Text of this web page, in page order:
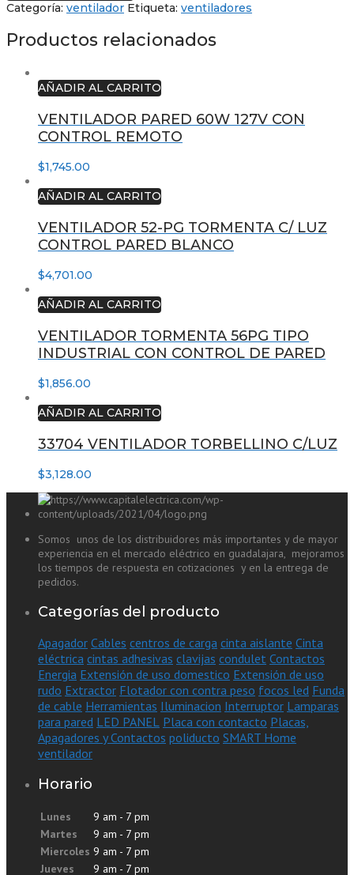
Categoría: ventilador Etiqueta: ventiladores
Productos relacionados
AÑADIR AL CARRITO
VENTILADOR PARED 60W 127V CON
CONTROL REMOTO
$1,745.00
AÑADIR AL CARRITO
VENTILADOR 52-PG TORMENTA C/ LUZ
CONTROL PARED BLANCO
$4,701.00
AÑADIR AL CARRITO
VENTILADOR TORMENTA 56PG TIPO
INDUSTRIAL CON CONTROL DE PARED
$1,856.00
AÑADIR AL CARRITO
33704 VENTILADOR TORBELLINO C/LUZ
$3,128.00
Somos unos de los distribuidores más importantes y de mayor
experiencia en el mercado eléctrico en guadalajara, mejoramos
los tiempos de respuesta en cotizaciones y en la entrega de
pedidos.
Categorías del producto
Apagador Cables centros de carga cinta aislante Cinta
eléctrica cintas adhesivas clavijas condulet Contactos
Energia Extensión de uso domestico Extensión de uso
rudo Extractor Flotador con contra peso focos led Funda
de cable Herramientas Iluminacion Interruptor Lamparas
para pared LED PANEL Placa con contacto Placas,
Apagadores y Contactos poliducto SMART Home
ventilador
Horario
Lunes
9 am - 7 pm
Martes
9 am - 7 pm
Miercoles 9 am - 7 pm
Jueves
9 am - 7 pm